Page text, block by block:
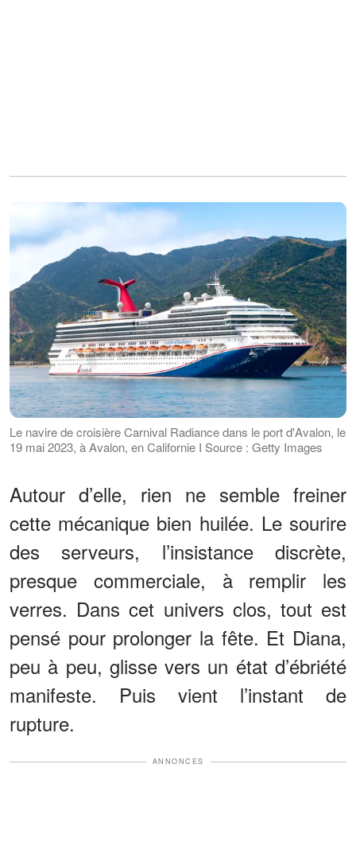
Le navire de croisière Carnival Radiance dans le port d'Avalon, le
19 mai 2023, à Avalon, en Californie I Source : Getty Images
Autour d’elle, rien ne semble freiner
cette mécanique bien huilée. Le sourire
des serveurs, l’insistance discrète,
presque commerciale, à remplir les
verres. Dans cet univers clos, tout est
pensé pour prolonger la fête. Et Diana,
peu à peu, glisse vers un état d’ébriété
manifeste. Puis vient l’instant de
rupture.
ANNONCES